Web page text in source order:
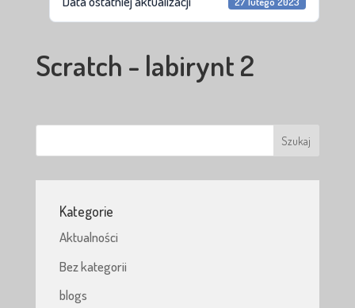
Scratch - labirynt 2
Kategorie
Aktualności
Bez kategorii
blogs